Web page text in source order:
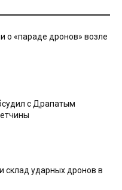
о «параде дронов» возле
с Драпатым
склад ударных дронов в